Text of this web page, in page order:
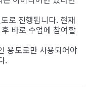
로 진행됩니다. 현재
바로 수업에 참여할
용도로만 사용되어야
.